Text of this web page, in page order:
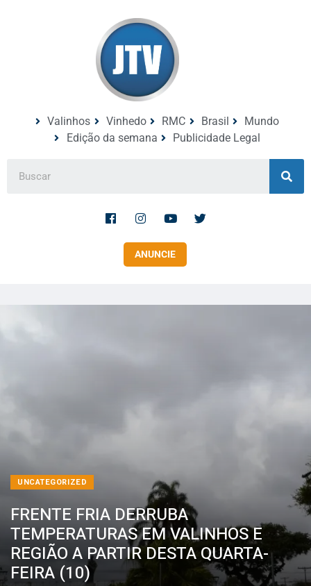
Valinhos Vinhedo RMC Brasil
Mundo
Edição da semana
Publicidade Legal
ANUNCIE
UNCATEGORIZED
FRENTE FRIA DERRUBA
TEMPERATURAS EM VALINHOS E
REGIÃO A PARTIR DESTA QUARTA-
FEIRA (10)